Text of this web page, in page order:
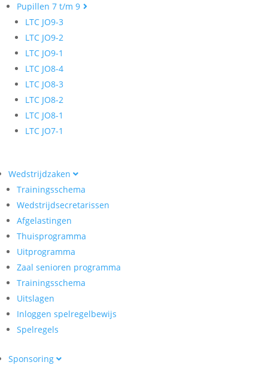
Pupillen 7 t/m 9
LTC JO9-3
LTC JO9-2
LTC JO9-1
LTC JO8-4
LTC JO8-3
LTC JO8-2
LTC JO8-1
LTC JO7-1
Wedstrijdzaken
Trainingsschema
Wedstrijdsecretarissen
Afgelastingen
Thuisprogramma
Uitprogramma
Zaal senioren programma
Trainingsschema
Uitslagen
Inloggen spelregelbewijs
Spelregels
Sponsoring